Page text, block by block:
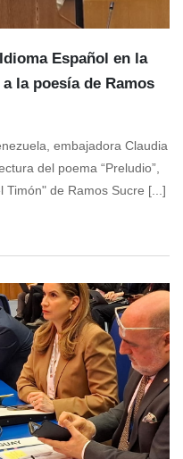
Español en la
la poesía de Ramos
embajadora Claudia
del poema “Preludio”,
Timón" de Ramos Sucre [...]